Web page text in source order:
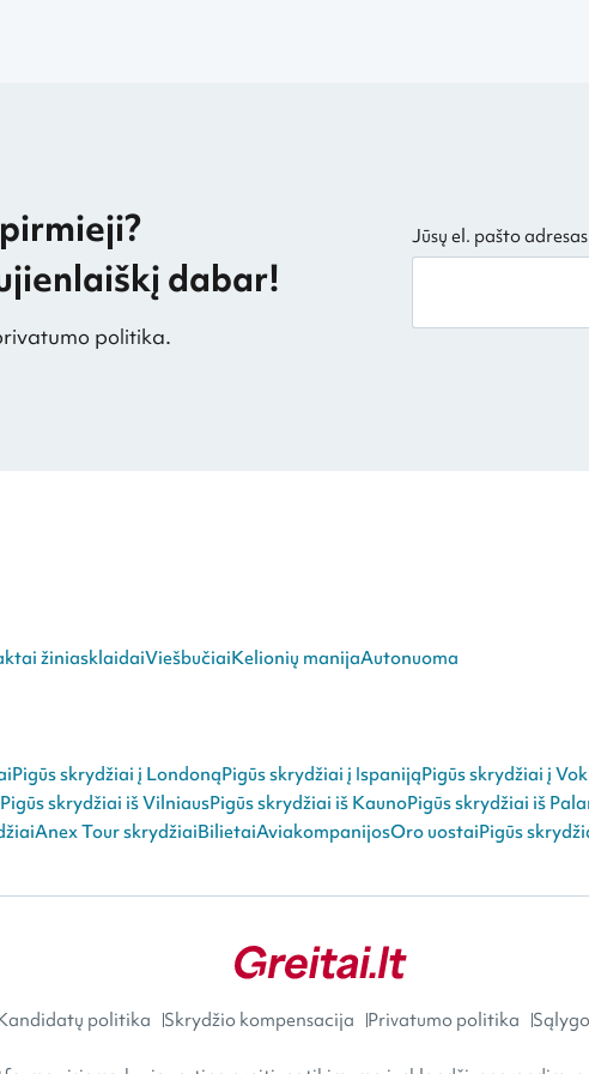
dabar!
politika.
Jūsų el. pašto adresas
žiniasklaidaiViešbučiaiKelionių manijaAutonuoma
Pigūs skrydžiai į LondonąPigūs skrydžiai į IspanijąPigūs skrydžiai į
Pigūs skrydžiai iš VilniausPigūs skrydžiai iš KaunoPigūs skrydžiai iš
Anex Tour skrydžiaiBilietaiAviakompanijosOro uostaiPigūs
politika Skrydžio kompensacija Privatumo politika